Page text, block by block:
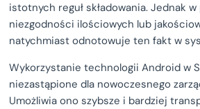
istotnych reguł składowania. Jednak
niezgodności ilościowych lub
natychmiast odnotowuje ten fakt w
Wykorzystanie technologii Android w
niezastąpione dla nowoczesnego
Umożliwia ono szybsze i bardziej